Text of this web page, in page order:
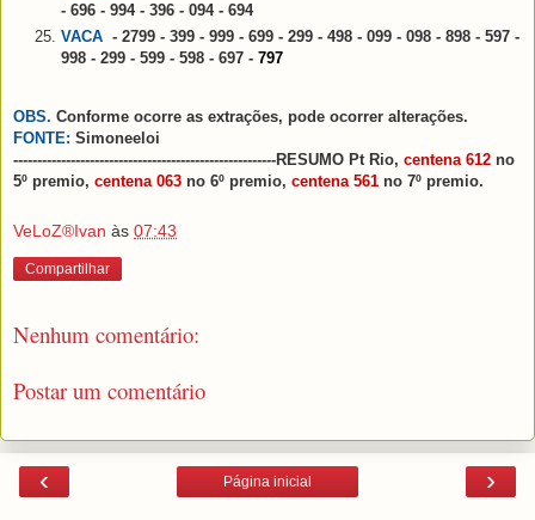
- 696 - 994 - 396 - 094 - 694
VACA - 2799 - 399 - 999 - 699 - 299 - 498 - 099 - 098 - 898 - 597 -
998 - 299 - 599 - 598 - 697 - 797
OBS. Conforme ocorre as extrações, pode ocorrer alterações.
FONTE: Simoneeloi
-------------------------------------------------------RESUMO Pt Rio, centena 612 no
5º premio, centena 063 no 6º premio, centena 561 no 7º premio.
VeLoZ®Ivan às 07:43
Compartilhar
Nenhum comentário:
Postar um comentário
‹ ›
Página inicial